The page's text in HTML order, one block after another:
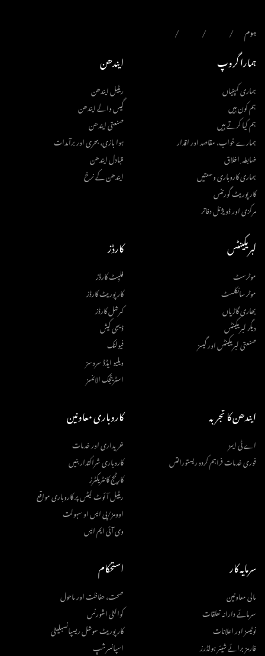
ہوم
ہمارا گروپ
ہماری کمپنیاں
ہم کون ہیں
ہم کیا کرتے ہیں
ہمارے خواب، مقاصد اور اقدار
ضابطہ ِ اخلاق
ہماری کاروباری وسعتیں
کارپوریٹ گورننس
مرکزی اور ڈویژنل دفاتر
ایندھن
ریٹیل ایندھن
گیس والے ایندھن
صنعتی ایندھن
ہوا بازی، بحری اور برآمدات
متبادل ایندھن
ایندھن کے نرخ
لبریکینٹس
موٹرسٹ
موٹر سائکلسٹ
بھاری گاڑیاں
دیگر لبریکینٹس
صنعتی لبریکینٹس اور گیسز
کارڈز
فلیِٹ کارڈز
کارپوریٹ کارڈز
کمرشل کارڈز
ڈیجی کیش
فیولنک
ویلیو ایڈڈ سروسز
اسٹریٹجک الائنسز
ایندھن کا تجربہ
اے ٹی ایمز
فوری خدمات فراہم کردہ ریستورانتس
کاروباری معاونین
خریداری اور خدمات
کاروباری شراکتدار بنیں
کارٹیج کانٹریکٹرز
ریٹیل آئوٹ لیٹس پر کاروباری مواقع
اوومز/پی ایس او سہولت
وی آئی ایم ایس
سرمایہ کار
مالی معاونین
سرمائے دارانہ تعلقات
نوٹیسز اور اعلانات
فارمز برائے شیئر ہولڈرز
استحکام
صحت، حفاظت اور ماحول
کوالٹی اشورنس
کارپوریٹ سوشل ریسپانسبلیٹی
اسپانسرشپ